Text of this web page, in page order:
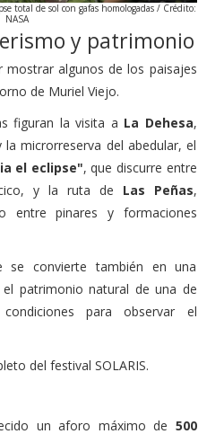
total de sol con gafas homologadas / Crédito:
NASA
y patrimonio
mostrar algunos de los paisajes
de Muriel Viejo.
figuran la visita a La Dehesa,
microrreserva del abedular, el
el eclipse", que discurre entre
y la ruta de Las Peñas,
entre pinares y formaciones
se convierte también en una
patrimonio natural de una de
para observar el
del festival SOLARIS.
un aforo máximo de 500